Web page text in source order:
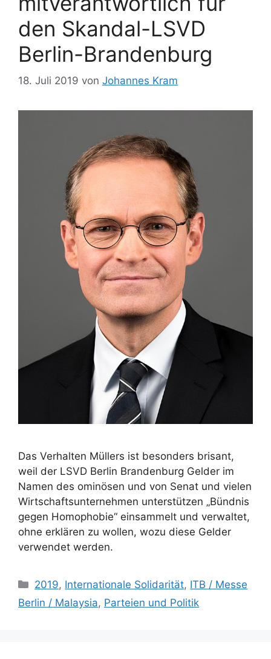
den Skandal-LSVD
Berlin-Brandenburg
18. Juli 2019 von Johannes Kram
Das Verhalten Müllers ist besonders brisant,
weil der LSVD Berlin Brandenburg Gelder im
Namen des ominösen und von Senat und vielen
Wirtschaftsunternehmen unterstützen „Bündnis
gegen Homophobie“ einsammelt und verwaltet,
ohne erklären zu wollen, wozu diese Gelder
verwendet werden.
Kategorien
2019, Internationale Solidarität, ITB / Messe
Berlin / Malaysia, Parteien und Politik